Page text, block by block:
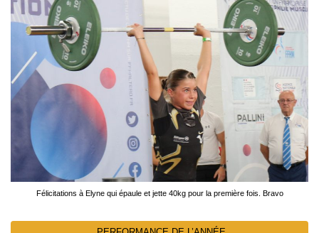
Félicitations à Elyne qui épaule et jette 40kg pour la première fois. Bravo